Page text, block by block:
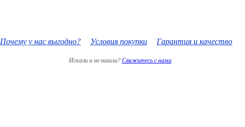
Почему у нас выгодно? Условия покупки Гарантия и качество
Искали и не нашли? Свяжитесь с нами